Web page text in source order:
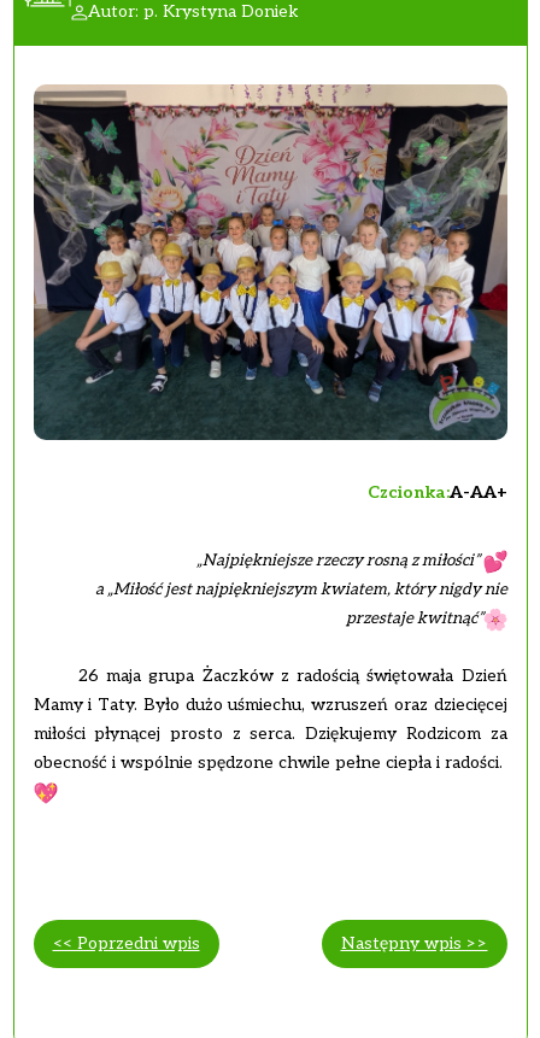
Autor: p. Krystyna Doniek
Czcionka:A-AA+
„Najpiękniejsze rzeczy rosną z miłości”
a „Miłość jest najpiękniejszym kwiatem, który nigdy nie
przestaje kwitnąć”
26 maja grupa Żaczków z radością świętowała Dzień
Mamy i Taty. Było dużo uśmiechu, wzruszeń oraz dziecięcej
miłości płynącej prosto z serca. Dziękujemy Rodzicom za
obecność i wspólnie spędzone chwile pełne ciepła i radości.
<< Poprzedni wpis Następny wpis >>